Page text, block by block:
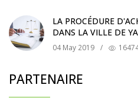
LA PROCÉDURE
DANS LA VILLE DE
04 May 2019 /
PARTENAIRE